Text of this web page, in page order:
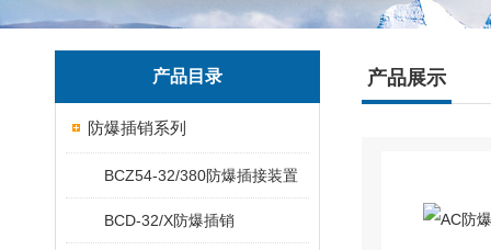
产品目录
防爆插销系列
BCZ54-32/380防爆插接装置
BCD-32/X防爆插销
产品展示